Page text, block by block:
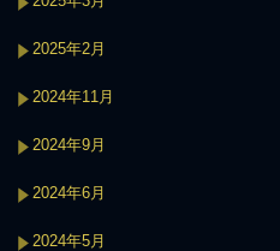
2025年2月
2024年11月
2024年9月
2024年6月
2024年5月